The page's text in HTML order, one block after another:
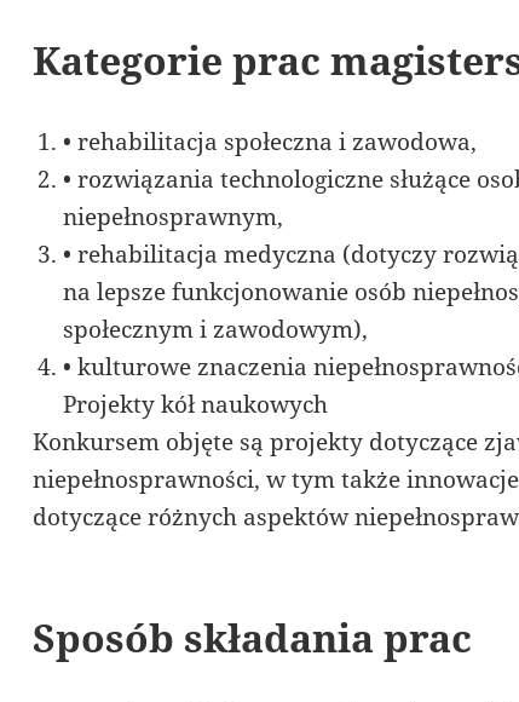
Kategorie prac
• rehabilitacja społeczna i zawodowa,
• rozwiązania technologiczne służące
niepełnosprawnym,
• rehabilitacja medyczna (dotyczy
na lepsze funkcjonowanie osób
społecznym i zawodowym),
• kulturowe znaczenia
Projekty kół naukowych
Konkursem objęte są projekty dotyczące
niepełnosprawności, w tym także
dotyczące różnych aspektów
Sposób składania prac